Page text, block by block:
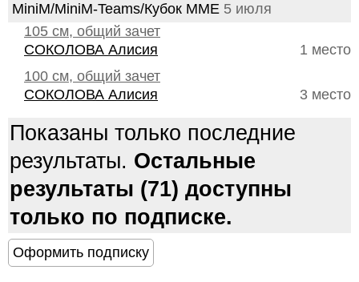
MiniM/MiniM-Teams/Кубок ММЕ 5 июля
105 см, общий зачет
1 место
СОКОЛОВА Алисия
100 см, общий зачет
3 место
СОКОЛОВА Алисия
Показаны только последние
результаты. Остальные
результаты (71) доступны
только по подписке.